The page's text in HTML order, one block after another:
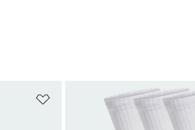
Dodaj do listy życzeń